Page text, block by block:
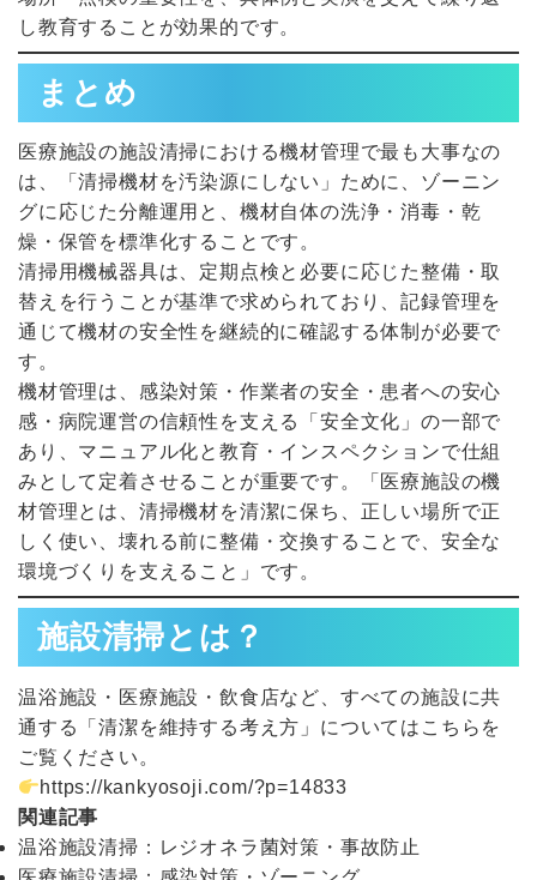
し教育することが効果的です。
まとめ
医療施設の施設清掃における機材管理で最も大事なの
は、「清掃機材を汚染源にしない」ために、ゾーニン
グに応じた分離運用と、機材自体の洗浄・消毒・乾
燥・保管を標準化することです。
清掃用機械器具は、定期点検と必要に応じた整備・取
替えを行うことが基準で求められており、記録管理を
通じて機材の安全性を継続的に確認する体制が必要で
す。
機材管理は、感染対策・作業者の安全・患者への安心
感・病院運営の信頼性を支える「安全文化」の一部で
あり、マニュアル化と教育・インスペクションで仕組
みとして定着させることが重要です。「医療施設の機
材管理とは、清掃機材を清潔に保ち、正しい場所で正
しく使い、壊れる前に整備・交換することで、安全な
環境づくりを支えること」です。
施設清掃とは？
温浴施設・医療施設・飲食店など、すべての施設に共
通する「清潔を維持する考え方」についてはこちらを
ご覧ください。
https://kankyosoji.com/?p=14833
関連記事
温浴施設清掃：レジオネラ菌対策・事故防止